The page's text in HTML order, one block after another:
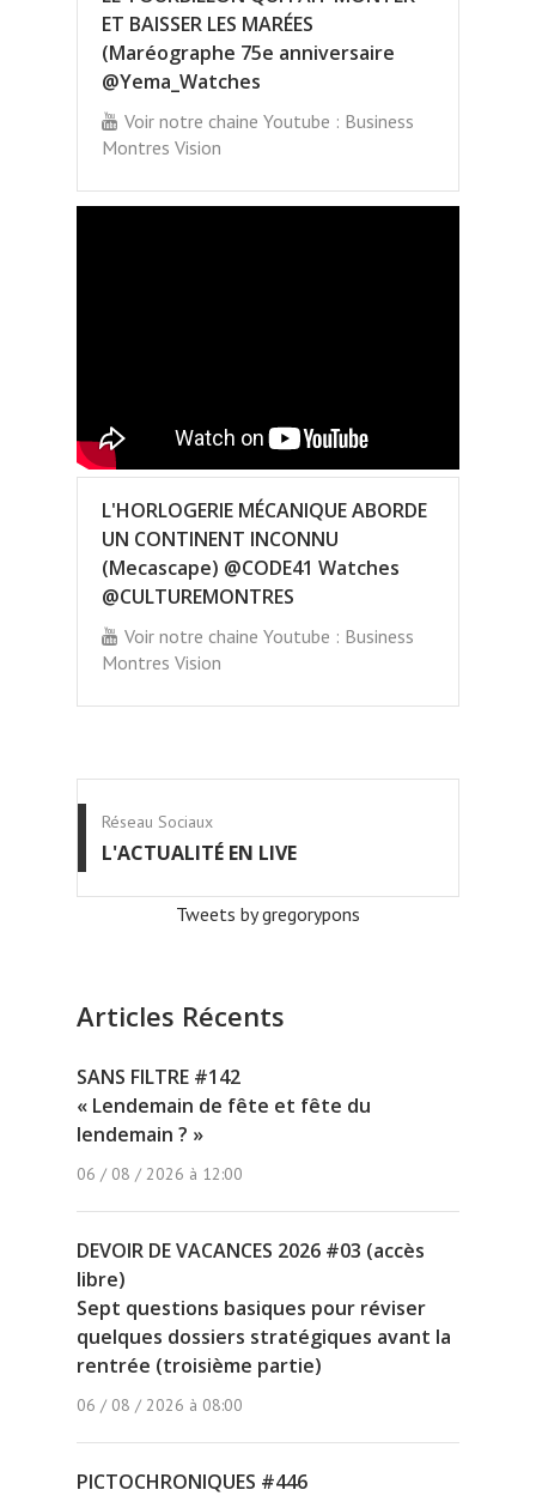
ET BAISSER LES MARÉES
(Maréographe 75e anniversaire
@Yema_Watches
Voir notre chaine Youtube : Business
Montres Vision
L'HORLOGERIE MÉCANIQUE ABORDE
UN CONTINENT INCONNU
(Mecascape) @CODE41 Watches
@CULTUREMONTRES
Voir notre chaine Youtube : Business
Montres Vision
Réseau Sociaux
L'ACTUALITÉ EN LIVE
Tweets by gregorypons
Articles Récents
SANS FILTRE #142
« Lendemain de fête et fête du
lendemain ? »
06 / 08 / 2026 à 12:00
DEVOIR DE VACANCES 2026 #03 (accès
libre)
Sept questions basiques pour réviser
quelques dossiers stratégiques avant la
rentrée (troisième partie)
06 / 08 / 2026 à 08:00
PICTOCHRONIQUES #446